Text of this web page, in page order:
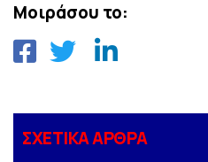
Μοιράσου το:
ΣΧΕΤΙΚΑ ΑΡΘΡΑ